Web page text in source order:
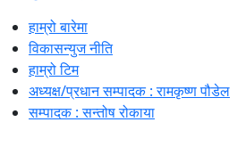
हाम्रो बारेमा
विकासन्युज नीति
हाम्रो टिम
अध्यक्ष/प्रधान सम्पादक : रामकृष्ण पौडेल
सम्पादक : सन्तोष रोकाया